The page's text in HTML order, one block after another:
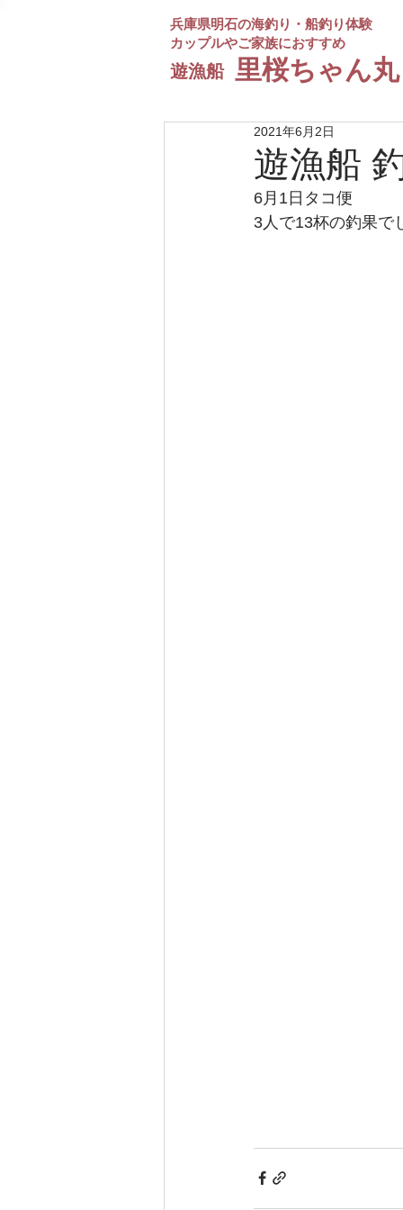
兵庫県明石の海釣り・船釣り体験
カップルやご家族におすすめ
遊漁船 ​里桜ちゃん丸
遊漁船
2021年6月2日
6月1日タコ便
3人で13杯の釣果で